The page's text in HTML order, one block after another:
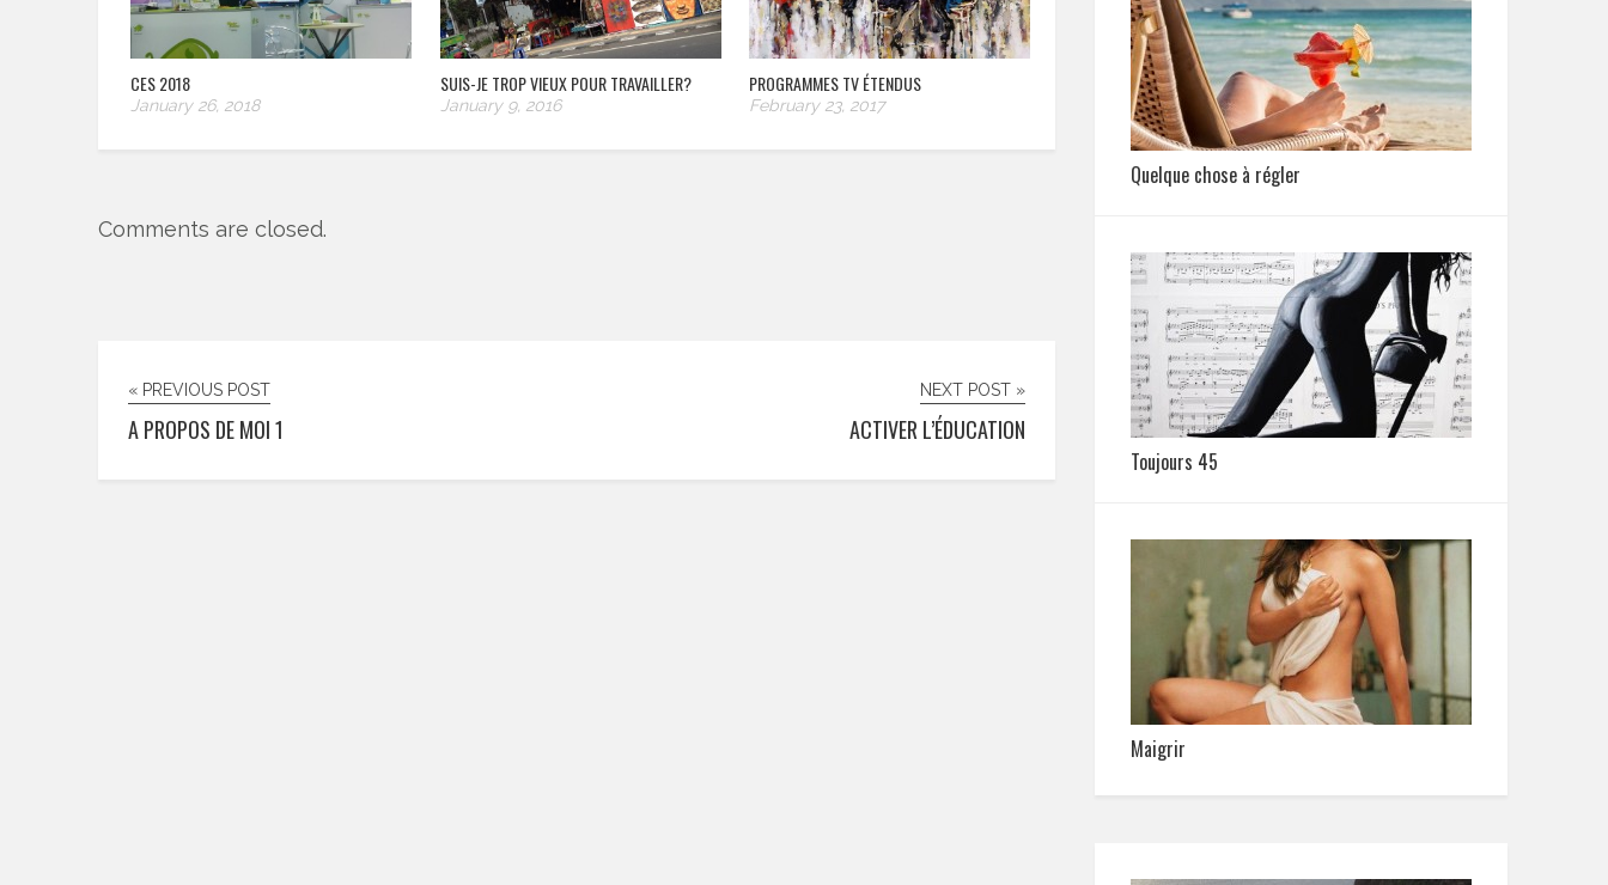
CES 2018
January 26, 2018
SUIS-JE TROP VIEUX POUR TRAVAILLER?
January 9, 2016
PROGRAMMES TV ÉTENDUS
February 23, 2017
Comments are closed.
« PREVIOUS POST
A PROPOS DE MOI 1
NEXT POST »
ACTIVER L’ÉDUCATION
Quelque chose à régler
Toujours 45
Maigrir